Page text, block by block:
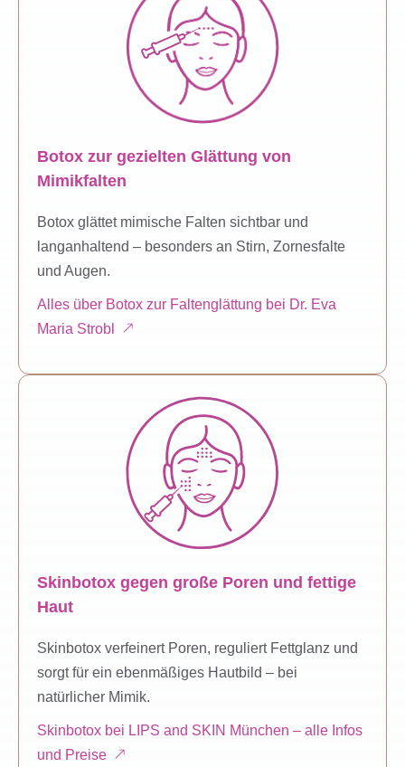
Botox zur gezielten Glättung von
Mimikfalten
Botox glättet mimische Falten sichtbar und
langanhaltend – besonders an Stirn, Zornesfalte
und Augen.
Alles über Botox zur Faltenglättung bei Dr. Eva
Maria Strobl
Skinbotox gegen große Poren und fettige
Haut
Skinbotox verfeinert Poren, reguliert Fettglanz und
sorgt für ein ebenmäßiges Hautbild – bei
natürlicher Mimik.
Skinbotox bei LIPS and SKIN München – alle Infos
und Preise